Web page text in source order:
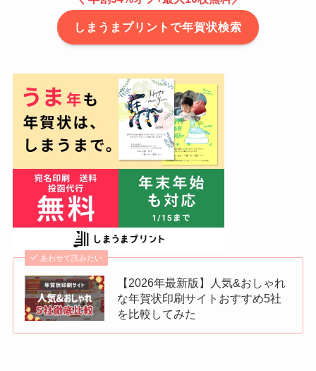
しまうまプリントで年賀状検索
あわせて読みたい
【2026年最新版】人気&おしゃれ
な年賀状印刷サイトおすすめ5社
を比較してみた